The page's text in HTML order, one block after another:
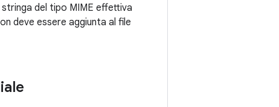
del tipo MIME effettiva
deve essere aggiunta al file